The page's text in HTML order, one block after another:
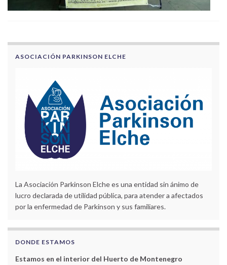
ASOCIACIÓN PARKINSON ELCHE
La Asociación Parkinson Elche es una entidad sin ánimo de
lucro declarada de utilidad pública, para atender a afectados
por la enfermedad de Parkinson y sus familiares.
DONDE ESTAMOS
Estamos en el interior del Huerto de Montenegro